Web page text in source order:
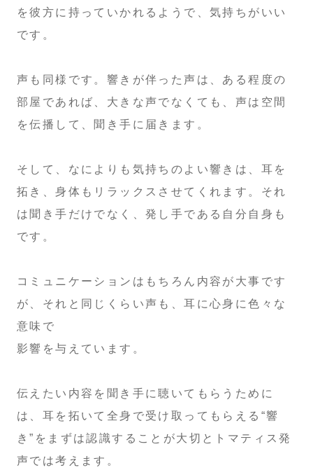
を彼方に持っていかれるようで、気持ちがいい
です。
声も同様です。響きが伴った声は、ある程度の
部屋であれば、大きな声でなくても、声は空間
を伝播して、聞き手に届きます。
そして、なによりも気持ちのよい響きは、耳を
拓き、身体もリラックスさせてくれます。それ
は聞き手だけでなく、発し手である自分自身も
です。
コミュニケーションはもちろん内容が大事です
が、それと同じくらい声も、耳に心身に色々な
意味で
影響を与えています。
伝えたい内容を聞き手に聴いてもらうために
は、耳を拓いて全身で受け取ってもらえる“響
き”をまずは認識することが大切とトマティス発
声では考えます。